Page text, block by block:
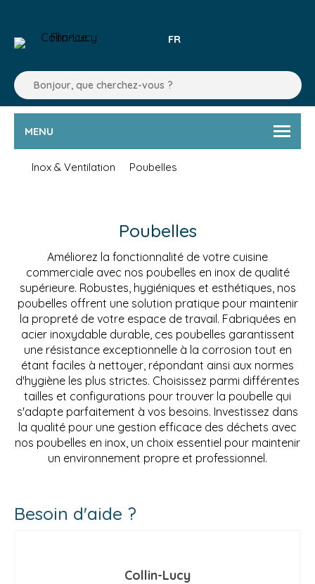
FR
MENU
Inox & Ventilation Poubelles
Poubelles
Améliorez la fonctionnalité de votre cuisine
commerciale avec nos poubelles en inox de qualité
supérieure. Robustes, hygiéniques et esthétiques, nos
poubelles offrent une solution pratique pour maintenir
la propreté de votre espace de travail. Fabriquées en
acier inoxydable durable, ces poubelles garantissent
une résistance exceptionnelle à la corrosion tout en
étant faciles à nettoyer, répondant ainsi aux normes
d'hygiène les plus strictes. Choisissez parmi différentes
tailles et configurations pour trouver la poubelle qui
s'adapte parfaitement à vos besoins. Investissez dans
la qualité pour une gestion efficace des déchets avec
nos poubelles en inox, un choix essentiel pour maintenir
un environnement propre et professionnel.
Besoin d'aide ?
Collin-Lucy